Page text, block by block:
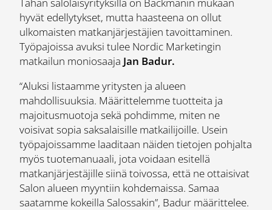
hyvät edellytykset, mutta haasteena on ollut
ulkomaisten matkanjärjestäjien tavoittaminen.
Työpajoissa avuksi tulee Nordic Marketingin
matkailun moniosaaja Jan Badur.
“Aluksi listaamme yritysten ja alueen
mahdollisuuksia. Määrittelemme tuotteita ja
majoitusmuotoja sekä pohdimme, miten ne
voisivat sopia saksalaisille matkailijoille. Usein
työpajoissamme laaditaan näiden tietojen pohjalta
myös tuotemanuaali, jota voidaan esitellä
matkanjärjestäjille siinä toivossa, että ne ottaisivat
Salon alueen myyntiin kohdemaissa. Samaa
saatamme kokeilla Salossakin”, Badur määrittelee.